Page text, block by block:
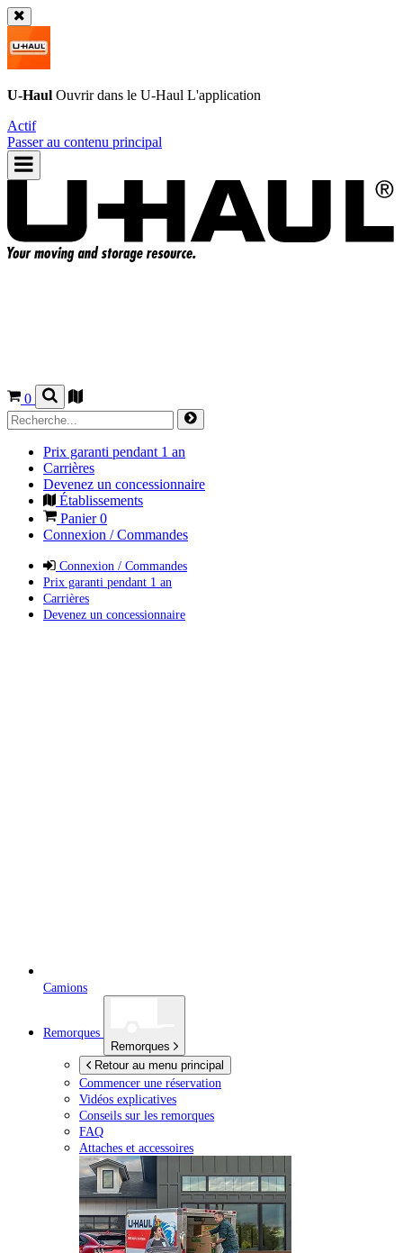
U-Haul Ouvrir dans le U-Haul L'application
Actif
Passer au contenu principal
0
Prix garanti pendant 1 an
Carrières
Devenez un concessionnaire
Établissements
Panier0
Connexion / Commandes
Connexion / Commandes
Prix garanti pendant 1 an
Carrières
Devenez un concessionnaire
Camions
Remorques
Remorques
Retour au menu principal
Commencer une réservation
Vidéos explicatives
Conseils sur les remorques
FAQ
Attaches et accessoires